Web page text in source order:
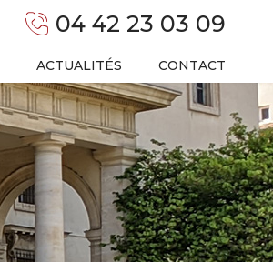
04 42 23 03 09
ACTUALITÉS CONTACT